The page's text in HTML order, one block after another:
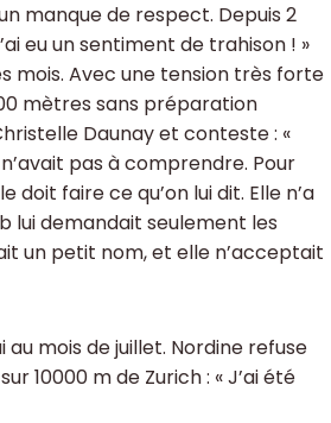
manque de respect. Depuis 2
eu un sentiment de trahison ! »
mois. Avec une tension très forte
mètres sans préparation
Daunay et conteste : «
pas à comprendre. Pour
faire ce qu’on lui dit. Elle n’a
lui demandait seulement les
un petit nom, et elle n’acceptait
mois de juillet. Nordine refuse
10000 m de Zurich : « J’ai été